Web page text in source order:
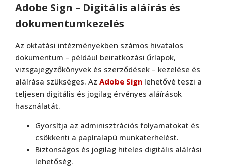
Adobe Sign – Digitális aláírás és
dokumentumkezelés
Az oktatási intézményekben számos hivatalos
dokumentum – például beiratkozási űrlapok,
vizsgajegyzőkönyvek és szerződések – kezelése és
aláírása szükséges. Az Adobe Sign lehetővé teszi a
teljesen digitális és jogilag érvényes aláírások
használatát.
Gyorsítja az adminisztrációs folyamatokat és
csökkenti a papíralapú munkaterhelést.
Biztonságos és jogilag hiteles digitális aláírási
lehetőség.